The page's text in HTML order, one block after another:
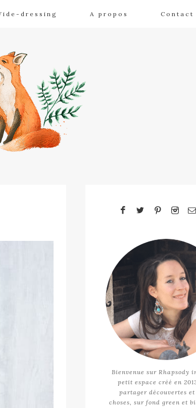
dressing A propos Contact
Bienvenue sur Rhapsody
petit espace créé en
partager découvertes
choses, sur fond green et